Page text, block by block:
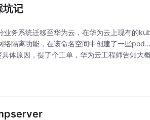
坑记
业务系统迁移至华为云，在华为云上现有的
络隔离功能，在该命名空间中创建了一些
体原因，提了个工单，华为云工程师告知大